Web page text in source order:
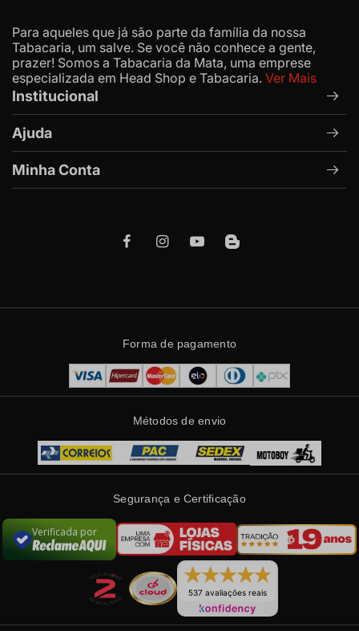
Para aqueles que já são parte da família da nossa
Tabacaria, um salve. Se você não conhece a gente,
prazer! Somos a Tabacaria da Mata, uma emprese
especializada em Head Shop e Tabacaria. Ver Mais
Institucional
Ajuda
Minha Conta
Forma de pagamento
Métodos de envio
Segurança e Certificação
Verificada por
537 avaliações reais